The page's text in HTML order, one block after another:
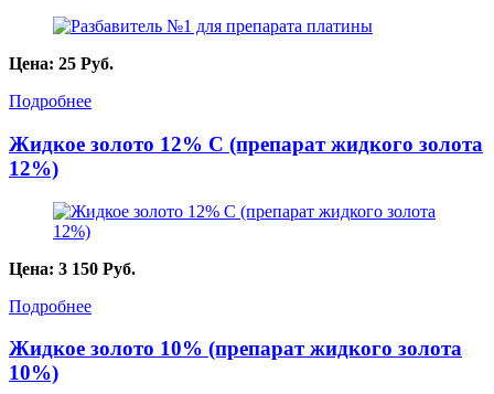
Цена: 25 Руб.
Подробнее
Жидкое золото 12% С (препарат жидкого золота
12%)
Цена: 3 150 Руб.
Подробнее
Жидкое золото 10% (препарат жидкого золота
10%)